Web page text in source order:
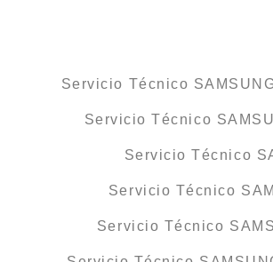
Servicio Técnico
Servicio Técnico
Servicio Técnico
Servicio Técnico
Servicio Técnico